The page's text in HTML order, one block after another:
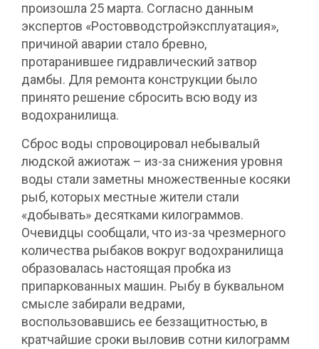
произошла 25 марта. Согласно данным
экспертов «Ростовводстройэксплуатация»,
причиной аварии стало бревно,
протаранившее гидравлический затвор
дамбы. Для ремонта конструкции было
принято решение сбросить всю воду из
водохранилища.
Сброс воды спровоцировал небывалый
людской ажиотаж – из-за снижения уровня
воды стали заметны множественные косяки
рыб, которых местные жители стали
«добывать» десятками килограммов.
Очевидцы сообщали, что из-за чрезмерного
количества рыбаков вокруг водохранилища
образовалась настоящая пробка из
припаркованных машин. Рыбу в буквальном
смысле забирали ведрами,
воспользовавшись ее беззащитностью, в
кратчайшие сроки выловив сотни килограмм